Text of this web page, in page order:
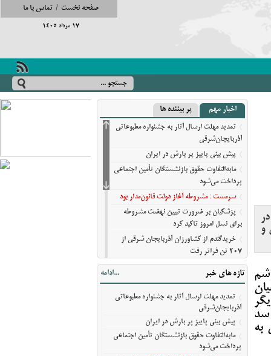
صفحه نخست / تماس با ما
17 مرداد 1405
و
سد
به
اخبار مهم پر بیننده ها
تمدید مهلت ارسال آثار به جشنواره مطبوعاتی
آذربایجان‌شرقی
پیش‌ بینی پاییز پر بارش در ایران
مابه‌التفاوت حقوق بازنشستگان تأمین اجتماعی
پرداخت می‌شود
سرمست : مشروطه آغاز دولت قانون‌مدار بود
پزشکیان بر ضرورت تبیین نهضت مشروطه
برای نسل امروز تاکید کرد
خریدگندم از کشاورزان آذربایجان شرقی از
207 تن فراتر رفت
برندهای ریس ،‌نوقا و رشته ختایی تبریز در
مسیر ثبت ملی
خروج بیش از ۳ میلیون و ۲۷۰ هزار زائر از
مرزهای اربعینی
تهران کوتاه نیامد، واشنگتن عقب نشست؛
روایت نیویورک‌تایمز از فرسایش گزینه‌های
آمریکا
تازه های خبر ...ادامه
تمدید مهلت ارسال آثار به جشنواره مطبوعاتی
آذربایجان‌شرقی
پیش‌ بینی پاییز پر بارش در ایران
مابه‌التفاوت حقوق بازنشستگان تأمین اجتماعی
پرداخت می‌شود